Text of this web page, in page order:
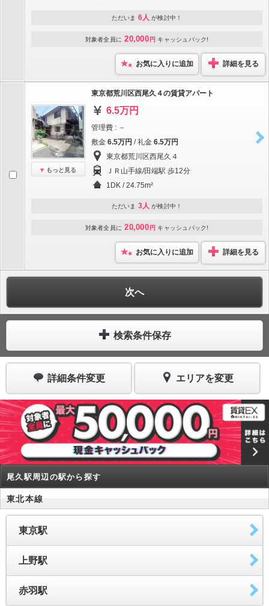
ただいま 6人 が検討中！
対象者全員に 20,000 円 キャッシュバック!
お気に入りに追加 詳細を見る
もっと見る
東京都荒川区西尾久４の賃貸アパート
6.5万円
管理費 : －
敷金 6.5万円 / 礼金 6.5万円
東京都荒川区西尾久４
ＪＲ山手線/田端駅 歩12分
1DK / 24.75m²
ただいま 3人 が検討中！
対象者全員に 20,000 円 キャッシュバック!
お気に入りに追加 詳細を見る
次へ
検索条件保存
詳細条件変更 エリアを変更
尾久駅周辺の駅から探す
東北本線
東京駅
上野駅
赤羽駅